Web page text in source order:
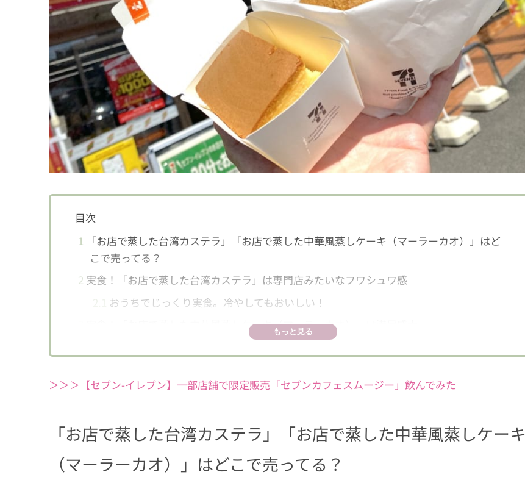
目次
1
「お店で蒸した台湾カステラ」「お店で蒸した中華風蒸しケーキ（マーラーカオ）」はど
こで売ってる？
2 実食！「お店で蒸した台湾カステラ」は専門店みたいなフワシュワ感
おうちでじっくり実食。冷やしてもおいしい！
実食！「お店で蒸した中華風蒸しケーキ（マーラーカオ）」は満足感大
もっと見る
＞＞＞【セブン-イレブン】一部店舗で限定販売「セブンカフェスムージー」飲んでみた
「お店で蒸した台湾カステラ」「お店で蒸した中華風蒸しケーキ
（マーラーカオ）」はどこで売ってる？